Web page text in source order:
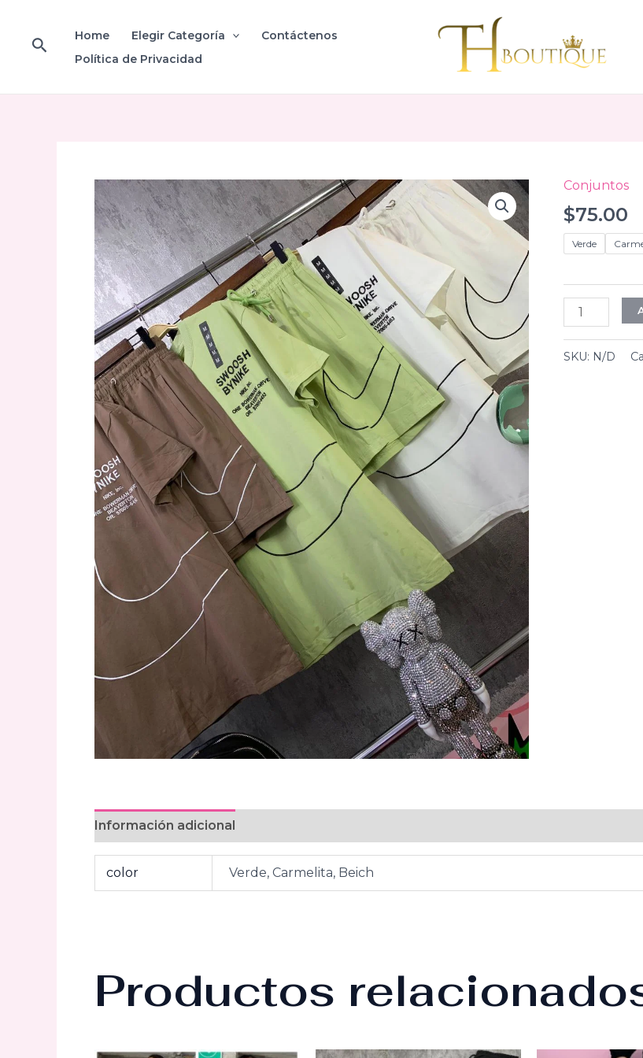
contenidoBuscarHome Elegir Categoría
Contáctenos
Política de Privacidad
Conjuntos
$75.00
Verde
Conjunto
Hombre
SKU: N/D
Información adicional
color Verde, Carmelita, Beich
Productos